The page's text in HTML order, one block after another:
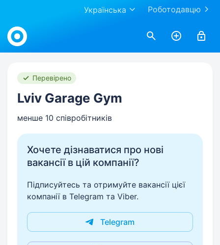
Роботодавцю
Українська
Work.ua
Перевірено
Lviv Garage Gym
менше 10 співробітників
Хочете дізнаватися про нові
вакансії в цій компанії?
Підписуйтесь та отримуйте вакансії цієї
компанії в Telegram та Viber.
Telegram